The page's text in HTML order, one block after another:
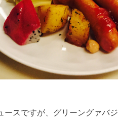
スですが、グリーングァバジ